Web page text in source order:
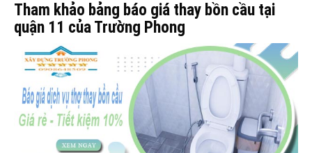
Tham khảo bảng báo giá thay bồn cầu tại
quận 11 của Trường Phong